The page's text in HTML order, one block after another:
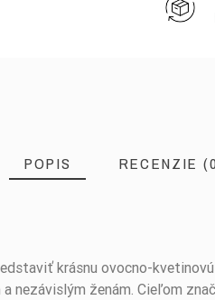
POPIS RECENZIE
krásnu ovocno-
nezávislým ženám. Cieľom